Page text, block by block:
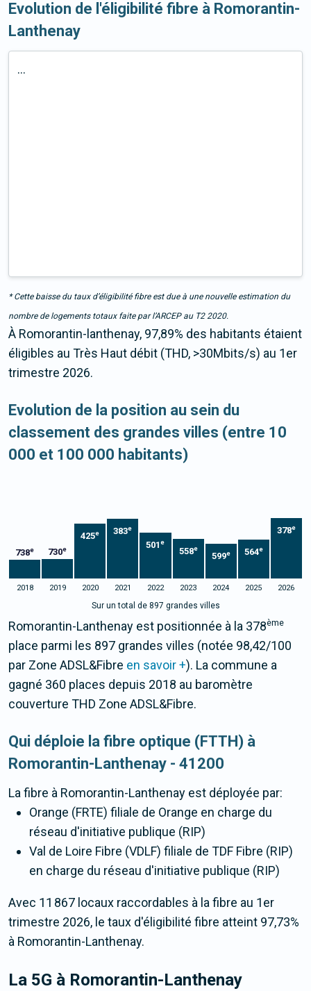
Evolution de l'éligibilité fibre à Romorantin-
Lanthenay
...
* Cette baisse du taux d’éligibilité fibre est due à une nouvelle estimation du
nombre de logements totaux faite par l’ARCEP au T2 2020.
À Romorantin-lanthenay, 97,89% des habitants étaient
éligibles au Très Haut débit (THD, >30Mbits/s) au 1er
trimestre 2026.
Evolution de la position au sein du
classement des grandes villes (entre 10
000 et 100 000 habitants)
738e 730e
425e 383e
501e
558e
599e 564e
378e
2018 2019 2020 2021 2022 2023 2024 2025 2026
Sur un total de 897 grandes villes
Romorantin-Lanthenay est positionnée à la 378ème
place parmi les 897 grandes villes (notée 98,42/100
par Zone ADSL&Fibre en savoir +). La commune a
gagné 360 places depuis 2018 au baromètre
couverture THD Zone ADSL&Fibre.
Qui déploie la fibre optique (FTTH) à
Romorantin-Lanthenay - 41200
La fibre à Romorantin-Lanthenay est déployée par:
Orange (FRTE) filiale de Orange en charge du
réseau d'initiative publique (RIP)
Val de Loire Fibre (VDLF) filiale de TDF Fibre (RIP)
en charge du réseau d'initiative publique (RIP)
Avec 11 867 locaux raccordables à la fibre au 1er
trimestre 2026, le taux d'éligibilité fibre atteint 97,73%
à Romorantin-Lanthenay.
La 5G à Romorantin-Lanthenay